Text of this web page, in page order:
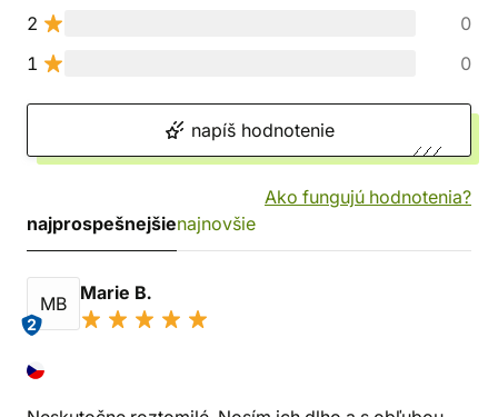
2
0
1
0
napíš hodnotenie
Ako fungujú hodnotenia?
najprospešnejšienajnovšie
MB
2
Marie B.